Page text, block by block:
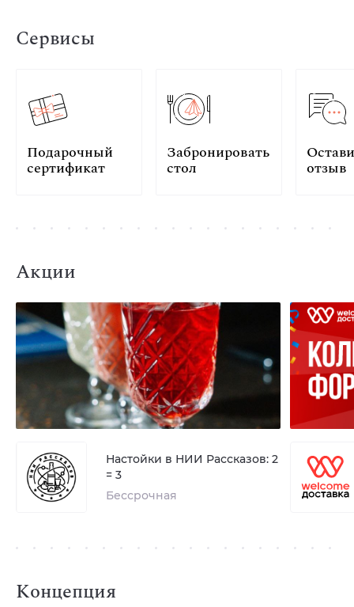
Сервисы
Подарочный
сертификат
Забронировать
стол отзыв
Акции
Настойки в НИИ Рассказов: 2
= 3
Бессрочная
Концепция